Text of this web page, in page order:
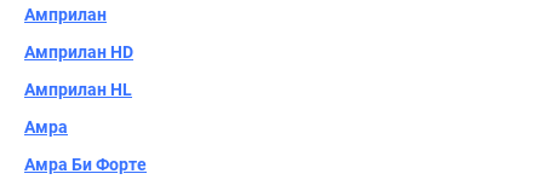
Амприлан
Амприлан НD
Амприлан НL
Амра
Амра Би Форте